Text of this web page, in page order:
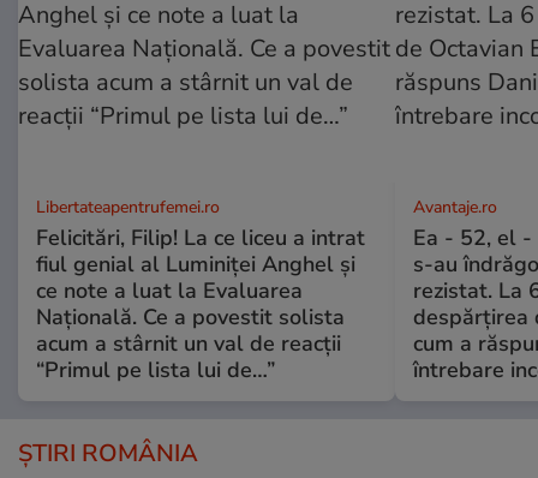
Libertateapentrufemei.ro
Felicitări, Filip! La ce liceu a intrat
fiul genial al Luminiței Anghel și
ce note a luat la Evaluarea
Națională. Ce a povestit solista
acum a stârnit un val de reacții
“Primul pe lista lui de…”
Avantaje.ro
Ea - 52, el -
s-au
rezistat. La
despărțirea
cum a
întrebare
ȘTIRI ROMÂNIA